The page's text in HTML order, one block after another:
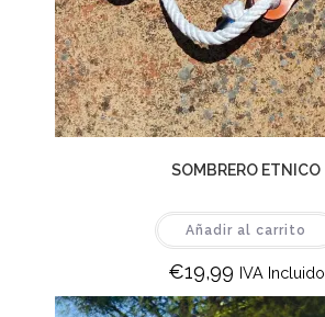
SOMBRERO ETNICO
Añadir al carrito
€19,99 IVA Incluido